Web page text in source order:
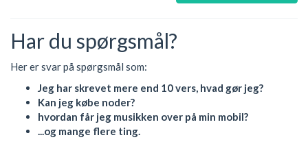
Har du spørgsmål?
Her er svar på spørgsmål som:
Jeg har skrevet mere end 10 vers, hvad gør jeg?
Kan jeg købe noder?
hvordan får jeg musikken over på min mobil?
...og mange flere ting.